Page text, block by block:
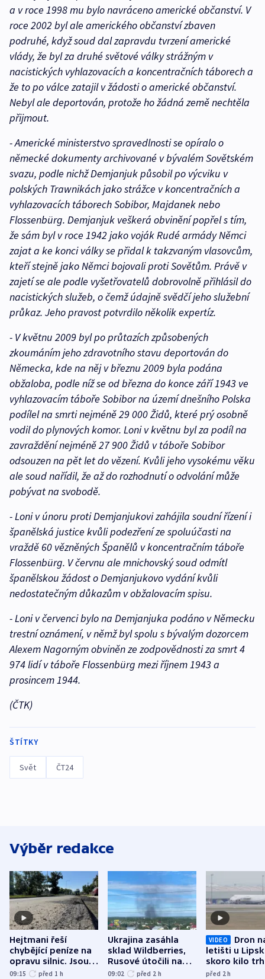
a v roce 1998 mu bylo navráceno americké občanství. V
roce 2002 byl ale amerického občanství zbaven
podruhé, když soud dal zapravdu tvrzení americké
vlády, že byl za druhé světové války strážným v
nacistických vyhlazovacích a koncentračních táborech a
že to po válce zatajil v žádosti o americké občanství.
Nebyl ale deportován, protože ho žádná země nechtěla
přijmout.
- Americké ministerstvo spravedlnosti se opíralo o
německé dokumenty archivované v bývalém Sovětském
svazu, podle nichž Demjanjuk působil po výcviku v
polských Trawnikách jako strážce v koncentračních a
vyhlazovacích táborech Sobibor, Majdanek nebo
Flossenbürg. Demjanjuk veškerá obvinění popřel s tím,
že sám byl v roce 1942 jako voják Rudé armády Němci
zajat a ke konci války se přidal k takzvaným vlasovcům,
kteří stejně jako Němci bojovali proti Sovětům. Právě v
zajetí se ale podle vyšetřovatelů dobrovolně přihlásil do
nacistických služeb, o čemž údajně svědčí jeho služební
průkaz. Jeho pravost potvrdilo několik expertíz.
- V květnu 2009 byl po průtazích způsobených
zkoumáním jeho zdravotního stavu deportován do
Německa, kde na něj v březnu 2009 byla podána
obžaloba, podle níž se od března do konce září 1943 ve
vyhlazovacím táboře Sobibor na území dnešního Polska
podílel na smrti nejméně 29 000 Židů, které prý osobně
vodil do plynových komor. Loni v květnu byl za podíl na
zavraždění nejméně 27 900 Židů v táboře Sobibor
odsouzen na pět let do vězení. Kvůli jeho vysokému věku
ale soud nařídil, že až do rozhodnutí o odvolání může
pobývat na svobodě.
- Loni v únoru proti Demjanjukovi zahájila soudní řízení i
španělská justice kvůli podezření ze spoluúčasti na
vraždě 60 vězněných Španělů v koncentračním táboře
Flossenbürg. V červnu ale mnichovský soud odmítl
španělskou žádost o Demjanjukovo vydání kvůli
nedostatečným důkazům v obžalovacím spisu.
- Loni v červenci bylo na Demjanjuka podáno v Německu
trestní oznámení, v němž byl spolu s bývalým dozorcem
Alexem Nagorným obviněn ze zodpovědnosti za smrt 4
974 lidí v táboře Flossenbürg mezi říjnem 1943 a
prosincem 1944.
(ČTK)
ŠTÍTKY
Svět ČT24
Výběr redakce
Hejtmani řeší
chybějící peníze na
opravu silnic. Jsou
nenárokové, namítá
09:15 před 1 h
Ukrajina zasáhla
sklad Wildberries,
Rusové útočili na
trh, hasiče či
09:02 před 2 h
VIDEO
Dron
letišti u
skoro kilo
indicie
před 2h